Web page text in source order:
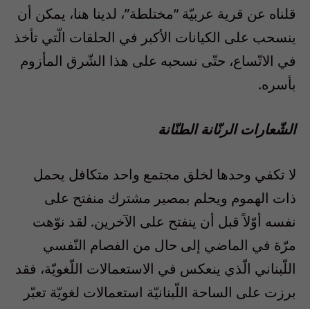
قلناه عن قرية عربيّة “مختلطة”، لدينا هنا، يمكن أن
ينسحب على الكيانات الأكبر في الحلقات الّتي تأخذ
في الاتّساع، حتّى نسحبه على هذا الشّرق المأزوم
بأسره.
الشّعارات الرنّانة الطنّانة
لا تكفي وحدها لخلق مجتمع واحد متكافل يحمل
ذات الهموم ويحلم بمصير مشترك منفتح على
نفسه أوّلاً قبل أن ينفتح على الآخرين. لقد نوّهت
مرّة في الماضي إلى حال من الفصام النّفسي
اللّبناني الّذي ينعكس في الاستعمالات اللّغويّة، فقد
برزت على الساحة اللّبنانيّة استعمالات لغويّة تعبّر